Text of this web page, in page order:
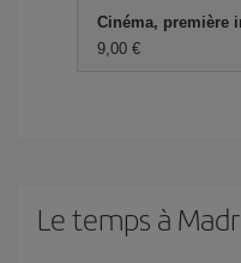
Cinéma, première
9,00 €
Le temps à